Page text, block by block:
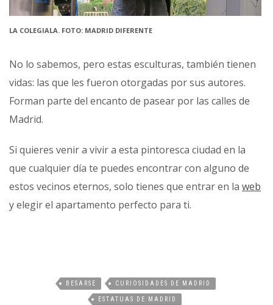
LA COLEGIALA. FOTO: MADRID DIFERENTE
No lo sabemos, pero estas esculturas, también tienen
vidas: las que les fueron otorgadas por sus autores.
Forman parte del encanto de pasear por las calles de
Madrid.
Si quieres venir a vivir a esta pintoresca ciudad en la
que cualquier día te puedes encontrar con alguno de
estos vecinos eternos, solo tienes que entrar en la web
y elegir el apartamento perfecto para ti.
BESARSE CURIOSIDADES DE MADRID
ESTATUAS DE MADRID